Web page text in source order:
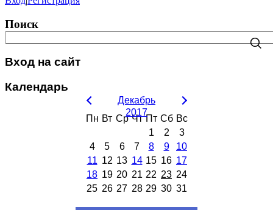
Поиск
Вход на сайт
Календарь
Декабрь
2017
Пн Вт Ср Чт Пт Сб Вс
1
2
3
4
5 6 7 8 9
10
11 12 13 14 15 16 17
18 19 20 21 22 23 24
25 26 27 28 29 30 31